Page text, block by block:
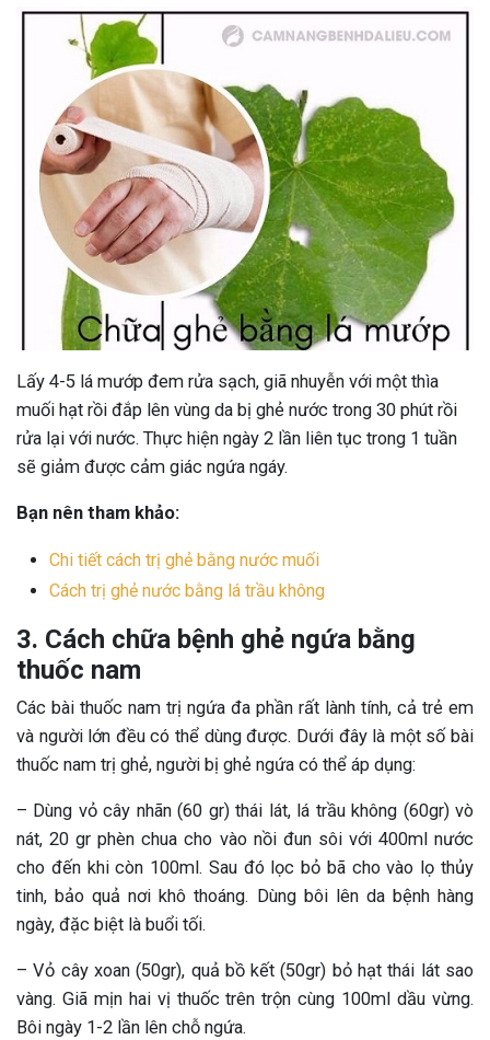
Lấy 4-5 lá mướp đem rửa sạch, giã nhuyễn với một thìa
muối hạt rồi đắp lên vùng da bị ghẻ nước trong 30 phút rồi
rửa lại với nước. Thực hiện ngày 2 lần liên tục trong 1 tuần
sẽ giảm được cảm giác ngứa ngáy.
Bạn nên tham khảo:
Chi tiết cách trị ghẻ bằng nước muối
Cách trị ghẻ nước bằng lá trầu không
3. Cách chữa bệnh ghẻ ngứa bằng
thuốc nam
Các bài thuốc nam trị ngứa đa phần rất lành tính, cả trẻ em
và người lớn đều có thể dùng được. Dưới đây là một số bài
thuốc nam trị ghẻ, người bị ghẻ ngứa có thể áp dụng:
– Dùng vỏ cây nhãn (60 gr) thái lát, lá trầu không (60gr) vò
nát, 20 gr phèn chua cho vào nồi đun sôi với 400ml nước
cho đến khi còn 100ml. Sau đó lọc bỏ bã cho vào lọ thủy
tinh, bảo quả nơi khô thoáng. Dùng bôi lên da bệnh hàng
ngày, đặc biệt là buổi tối.
– Vỏ cây xoan (50gr), quả bồ kết (50gr) bỏ hạt thái lát sao
vàng. Giã mịn hai vị thuốc trên trộn cùng 100ml dầu vừng.
Bôi ngày 1-2 lần lên chỗ ngứa.